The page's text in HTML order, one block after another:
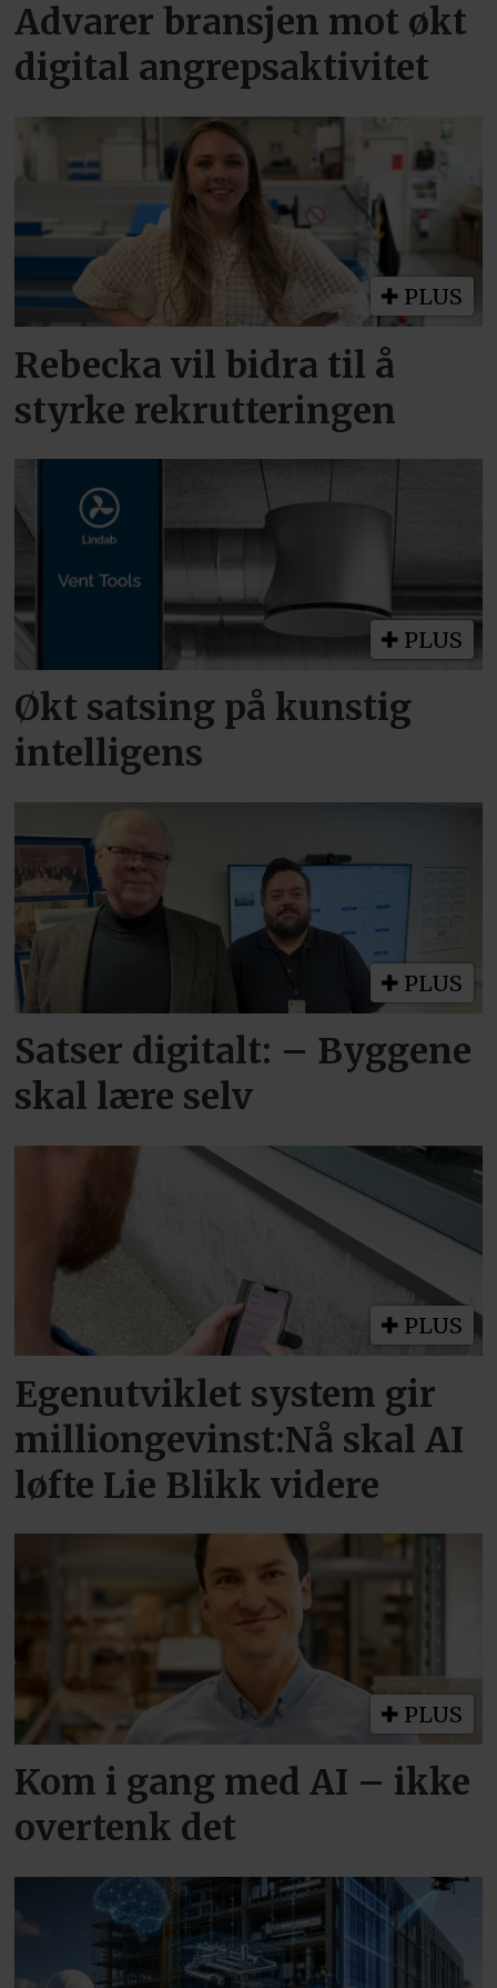
Advarer bransjen mot økt
digital angrepsaktivitet
PLUS
Rebecka vil bidra til å
styrke rekrutteringen
PLUS
Økt satsing på kunstig
intelligens
PLUS
Satser digitalt: – Byggene
skal lære selv
PLUS
Egenutviklet system gir
milliongevinst:Nå skal AI
løfte Lie Blikk videre
PLUS
Kom i gang med AI – ikke
overtenk det